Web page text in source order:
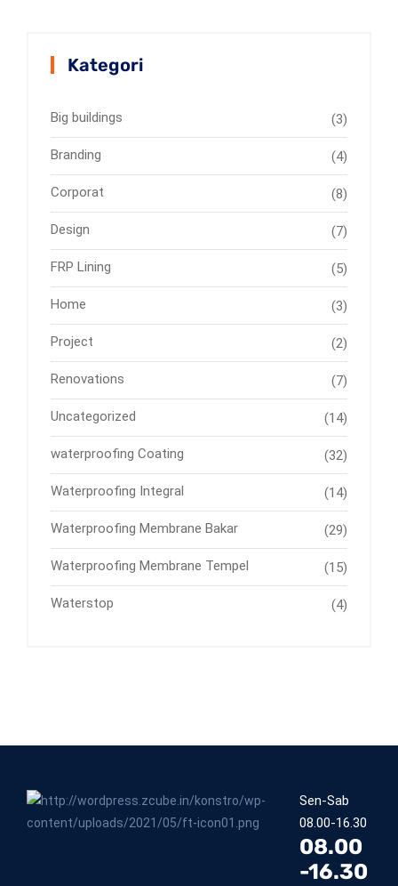
Kategori
Big buildings (3)
Branding (4)
Corporat (8)
Design (7)
FRP Lining (5)
Home (3)
Project (2)
Renovations (7)
Uncategorized (14)
waterproofing Coating (32)
Waterproofing Integral (14)
Waterproofing Membrane Bakar (29)
Waterproofing Membrane Tempel (15)
Waterstop (4)
Sen-Sab
08.00-16.30
08.00
-16.30